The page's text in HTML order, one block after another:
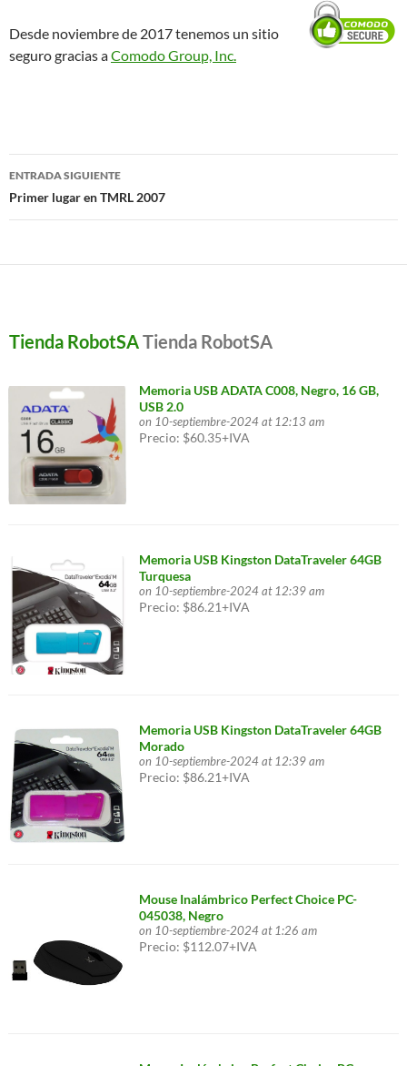
Desde noviembre de 2017 tenemos un sitio
seguro gracias aComodo Group, Inc.
Navegación
de
ENTRADA SIGUIENTE
Primer lugar en TMRL 2007
Tienda RobotSATienda RobotSA
Memoria USB ADATA C008, Negro, 16 GB,
USB 2.0
on 10-septiembre-2024 at 12:13 am
Precio: $60.35+IVA
Memoria USB Kingston DataTraveler 64GB
Turquesa
on 10-septiembre-2024 at 12:39 am
Precio: $86.21+IVA
Memoria USB Kingston DataTraveler 64GB
Morado
on 10-septiembre-2024 at 12:39 am
Precio: $86.21+IVA
Mouse Inalámbrico Perfect Choice PC-
045038, Negro
on 10-septiembre-2024 at 1:26 am
Precio: $112.07+IVA